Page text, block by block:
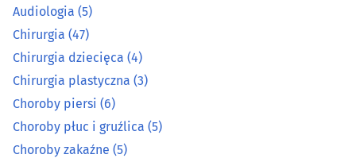
Choroby płuc i gruźlica
Choroby zakaźne
Dermatologia(25)
Diabetologia(11)
Audiologia (5)
Chirurgia (47)
Chirurgia dziecięca (4)
Chirurgia plastyczna (3)
Choroby piersi (6)
Choroby płuc i gruźlica (5)
Choroby zakaźne (5)